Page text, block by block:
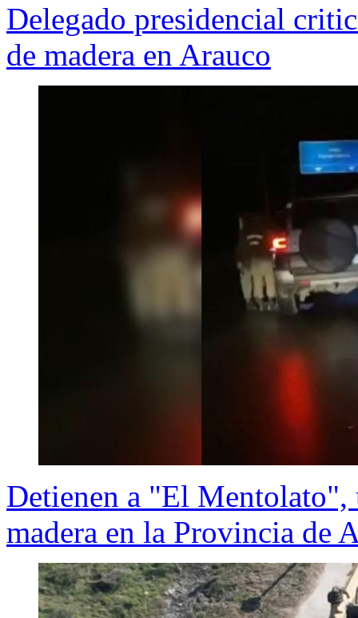
Delegado presidencial
de madera en Arauco
Detienen a "El Mentolato",
madera en la Provincia de